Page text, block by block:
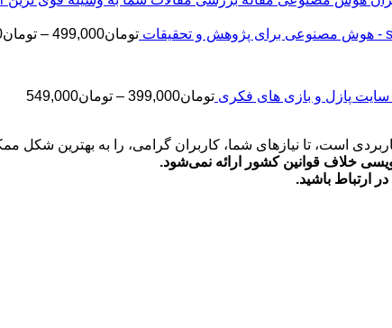
تومان499,000
– تومان
تومان399,000
– تومان549,000
تا
است، تا نیازهای شما، کاربران گرامی، را به بهترین شکل
خلاف قوانین کشور ارائه نمی‌شود.